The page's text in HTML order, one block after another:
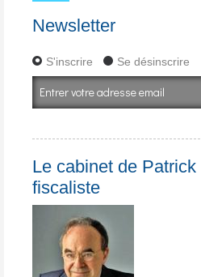
Newsletter
S'inscrire Se désinscrire
Le cabinet de
fiscaliste